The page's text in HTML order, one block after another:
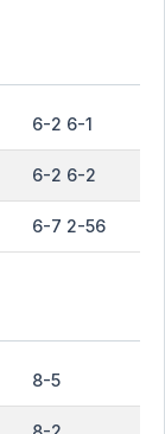
6-2 6-1
6-2 6-2
6-7 2-56
8-5